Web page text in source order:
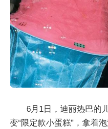
6月1日，迪丽热巴的
变“限定款小蛋糕”，拿着